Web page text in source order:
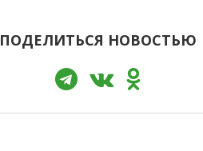
ПОДЕЛИТЬСЯ НОВОСТЬЮ